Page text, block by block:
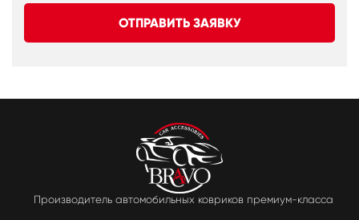
ОТПРАВИТЬ ЗАЯВКУ
Производитель автомобильных ковриков премиум-класса